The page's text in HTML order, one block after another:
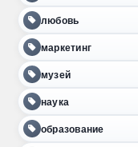
любовь
маркетинг
музей
наука
образование